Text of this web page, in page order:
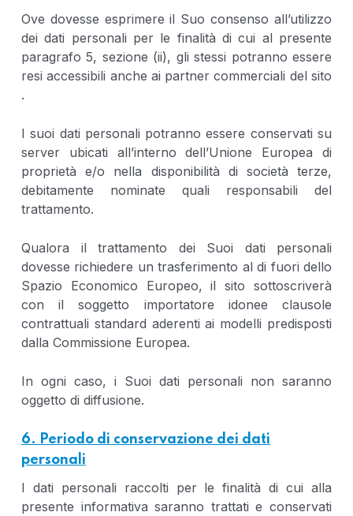
Ove dovesse esprimere il Suo consenso all’utilizzo
dei dati personali per le finalità di cui al presente
paragrafo 5, sezione (ii), gli stessi potranno essere
resi accessibili anche ai partner commerciali del sito
.
I suoi dati personali potranno essere conservati su
server ubicati all’interno dell’Unione Europea di
proprietà e/o nella disponibilità di società terze,
debitamente nominate quali responsabili del
trattamento.
Qualora il trattamento dei Suoi dati personali
dovesse richiedere un trasferimento al di fuori dello
Spazio Economico Europeo, il sito sottoscriverà
con il soggetto importatore idonee clausole
contrattuali standard aderenti ai modelli predisposti
dalla Commissione Europea.
In ogni caso, i Suoi dati personali non saranno
oggetto di diffusione.
6. Periodo di conservazione dei dati
personali
I dati personali raccolti per le finalità di cui alla
presente informativa saranno trattati e conservati